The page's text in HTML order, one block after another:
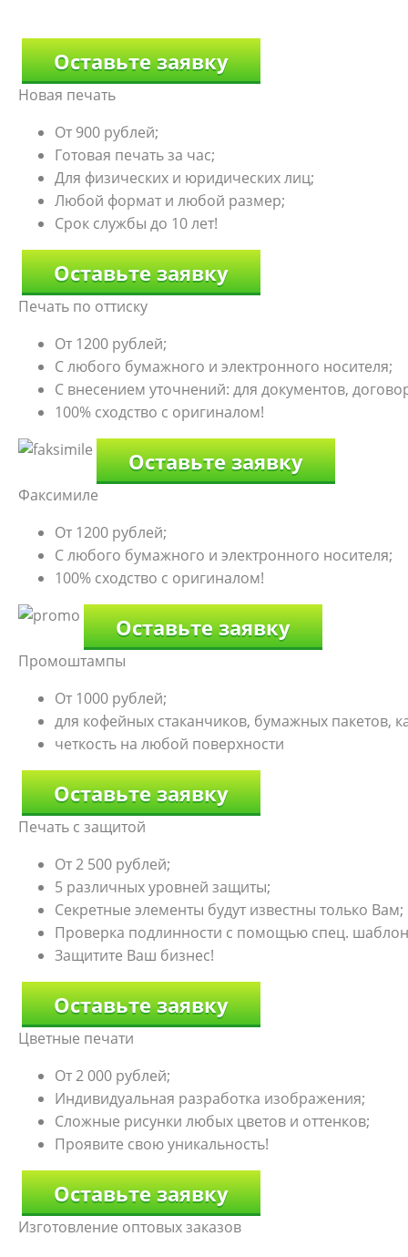
Оставьте заявку
Новая печать
От 900 рублей;
Готовая печать за час;
Для физических и юридических лиц;
Любой формат и любой размер;
Срок службы до 10 лет!
Оставьте заявку
Печать по оттиску
От 1200 рублей;
С любого бумажного и электронного носителя;
С внесением уточнений: для документов,
100% сходство с оригиналом!
Оставьте заявку
Факсимиле
От 1200 рублей;
С любого бумажного и электронного носителя;
100% сходство с оригиналом!
Оставьте заявку
Промоштампы
От 1000 рублей;
для кофейных стаканчиков, бумажных пакетов,
четкость на любой поверхности
Оставьте заявку
Печать с защитой
От 2 500 рублей;
5 различных уровней защиты;
Секретные элементы будут известны только Вам;
Проверка подлинности с помощью спец.
Защитите Ваш бизнес!
Оставьте заявку
Цветные печати
От 2 000 рублей;
Индивидуальная разработка изображения;
Сложные рисунки любых цветов и оттенков;
Проявите свою уникальность!
Оставьте заявку
Изготовление оптовых заказов